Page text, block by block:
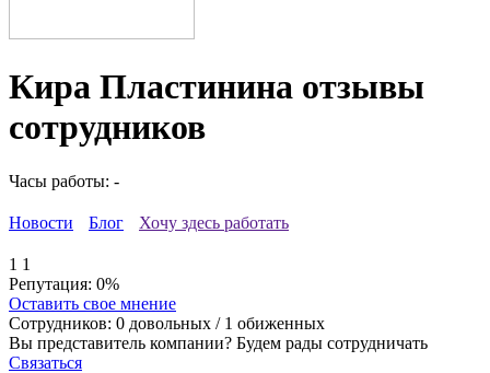
Кира Пластинина отзывы
сотрудников
Часы работы: -
Новости Блог Хочу здесь работать
1 1
Репутация: 0%
Оставить свое мнение
Сотрудников: 0 довольных / 1 обиженных
Вы представитель компании? Будем рады сотрудничать
Связаться